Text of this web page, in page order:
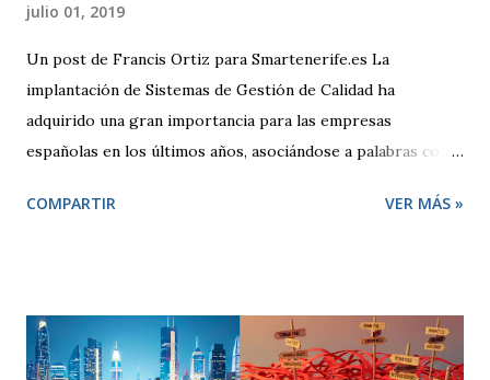
julio 01, 2019
Un post de Francis Ortiz para Smartenerife.es La
implantación de Sistemas de Gestión de Calidad ha
adquirido una gran importancia para las empresas
españolas en los últimos años, asociándose a palabras como
¿qué se entiende por Calidad?, ¿qué pretende una empresa
transmitiendo la idea de que algo es mejor. Desde un punto
de vista técnico, Calidad representa una forma de hacer las
COMPARTIR VER MÁS »